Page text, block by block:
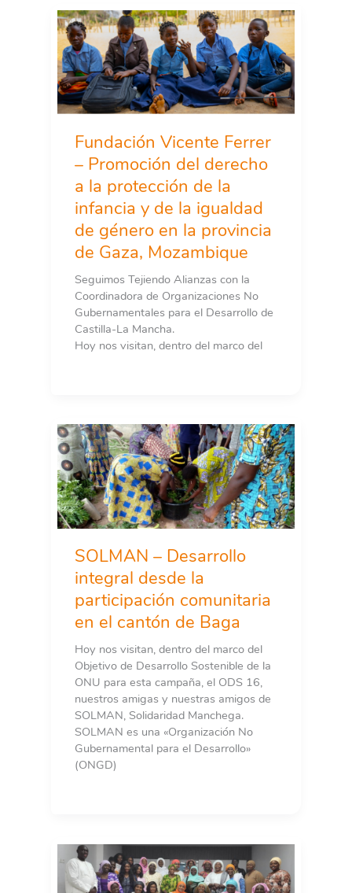
Fundación Vicente Ferrer
– Promoción del derecho
a la protección de la
infancia y de la igualdad
de género en la provincia
de Gaza, Mozambique
Seguimos Tejiendo Alianzas con la
Coordinadora de Organizaciones No
Gubernamentales para el Desarrollo de
Castilla-La Mancha.
Hoy nos visitan, dentro del marco del
SOLMAN – Desarrollo
integral desde la
participación comunitaria
en el cantón de Baga
Hoy nos visitan, dentro del marco del
Objetivo de Desarrollo Sostenible de la
ONU para esta campaña, el ODS 16,
nuestros amigas y nuestras amigos de
SOLMAN, Solidaridad Manchega.
SOLMAN es una «Organización No
Gubernamental para el Desarrollo»
(ONGD)